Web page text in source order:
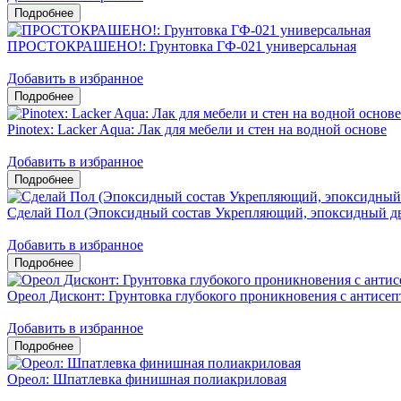
ПРОСТОКРАШЕНО!: Грунтовка ГФ-021 универсальная
Добавить в избранное
Pinotex: Lacker Aqua: Лак для мебели и стен на водной основе
Добавить в избранное
Сделай Пол (Эпоксидный состав Укрепляющий, эпоксидный
Добавить в избранное
Ореол Дисконт: Грунтовка глубокого проникновения с
Добавить в избранное
Ореол: Шпатлевка финишная полиакриловая